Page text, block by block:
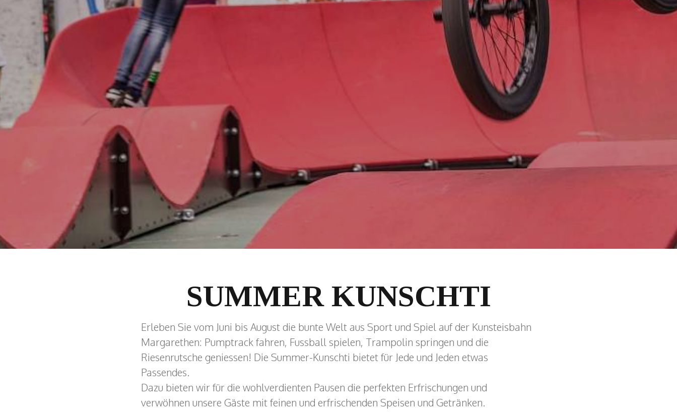
SUMMER KUNSCHTI
Erleben Sie vom Juni bis August die bunte Welt aus Sport und Spiel auf der Kunsteisbahn
Margarethen: Pumptrack fahren, Fussball spielen, Trampolin springen und die
Riesenrutsche geniessen! Die Summer-Kunschti bietet für Jede und Jeden etwas
Passendes.
Dazu bieten wir für die wohlverdienten Pausen die perfekten Erfrischungen und
verwöhnen unsere Gäste mit feinen und erfrischenden Speisen und Getränken.